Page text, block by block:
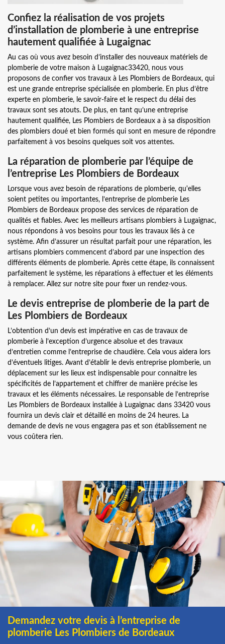
Confiez la réalisation de vos projets
d’installation de plomberie à une entreprise
hautement qualifiée à Lugaignac
Au cas où vous avez besoin d’installer des nouveaux matériels de
plomberie de votre maison à Lugaignac33420, nous vous
proposons de confier vos travaux à Les Plombiers de Bordeaux, qui
est une grande entreprise spécialisée en plomberie. En plus d’être
experte en plomberie, le savoir-faire et le respect du délai des
travaux sont ses atouts. De plus, en tant qu’une entreprise
hautement qualifiée, Les Plombiers de Bordeaux a à sa disposition
des plombiers doué et bien formés qui sont en mesure de répondre
parfaitement à vos besoins quelques soit vos attentes.
La réparation de plomberie par l’équipe de
l’entreprise Les Plombiers de Bordeaux
Lorsque vous avez besoin de réparations de plomberie, qu'elles
soient petites ou importantes, l’entreprise de plomberie Les
Plombiers de Bordeaux propose des services de réparation de
qualités et fiables. Avec les meilleurs artisans plombiers à Lugaignac,
nous répondons à vos besoins pour tous les travaux liés à ce
système. Afin d’assurer un résultat parfait pour une réparation, les
artisans plombiers commencent d’abord par une inspection des
différents éléments de plomberie. Après cette étape, ils connaissent
parfaitement le système, les réparations à effectuer et les éléments
à remplacer. Allez sur notre site pour fixer un rendez-vous.
Le devis entreprise de plomberie de la part de
Les Plombiers de Bordeaux
L’obtention d’un devis est impérative en cas de travaux de
plomberie à l’exception d’urgence absolue et des travaux
d’entretien comme l’entreprise de chaudière. Cela vous aidera lors
d’éventuels litiges. Avant d’établir le devis entreprise plomberie, un
déplacement sur les lieux est indispensable pour connaitre les
spécificités de l’appartement et chiffrer de manière précise les
travaux et les éléments nécessaires. Le responsable de l’entreprise
Les Plombiers de Bordeaux installée à Lugaignac dans 33420 vous
fournira un devis clair et détaillé en moins de 24 heures. La
demande de devis ne vous engagera pas et son établissement ne
vous coûtera rien.
Demandez votre devis à l’entreprise de
plomberie Les Plombiers de Bordeaux